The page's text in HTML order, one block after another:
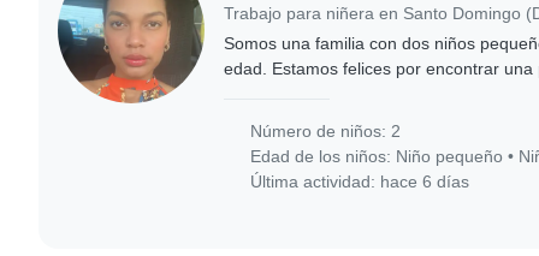
Somos una familia con dos niños
edad. Estamos felices por encontrar
Número de niños: 2
Edad de los niños: Niño pequeño •
Última actividad: hace 6 días